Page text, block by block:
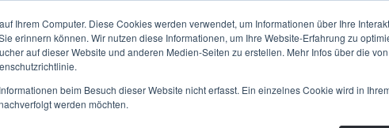
Ihrem Computer. Diese Cookies werden verwendet, um Informationen über Ihre
erinnern können. Wir nutzen diese Informationen, um Ihre Website-Erfahrung zu
auf dieser Website und anderen Medien-Seiten zu erstellen. Mehr Infos über die
beim Besuch dieser Website nicht erfasst. Ein einzelnes Cookie wird in
werden möchten.
BAU WISSEN PRODUKTE ABOUT